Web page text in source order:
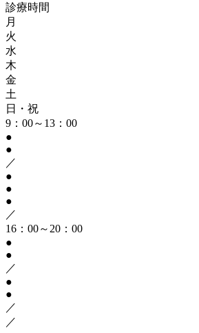
診療時間
月
火
水
木
金
土
日・祝
9：00～13：00
●
●
／
●
●
●
／
16：00～20：00
●
●
／
●
●
／
／